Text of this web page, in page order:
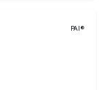
PAI®